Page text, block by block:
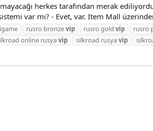
herkes tarafından merak
var mı? - Evet, var. Item Mall
rusro bronzevip rusro gold vip rusro
online rusyavip silkroad rusyavip